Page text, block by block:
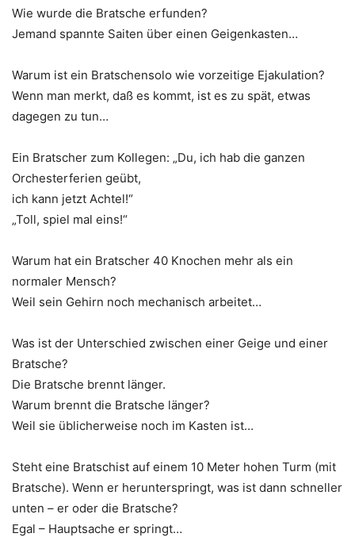
Wie wurde die Bratsche erfunden?
Jemand spannte Saiten über einen Geigenkasten…
Warum ist ein Bratschensolo wie vorzeitige Ejakulation?
Wenn man merkt, daß es kommt, ist es zu spät, etwas
dagegen zu tun…
Ein Bratscher zum Kollegen: „Du, ich hab die ganzen
Orchesterferien geübt,
ich kann jetzt Achtel!“
„Toll, spiel mal eins!“
Warum hat ein Bratscher 40 Knochen mehr als ein
normaler Mensch?
Weil sein Gehirn noch mechanisch arbeitet…
Was ist der Unterschied zwischen einer Geige und einer
Bratsche?
Die Bratsche brennt länger.
Warum brennt die Bratsche länger?
Weil sie üblicherweise noch im Kasten ist…
Steht eine Bratschist auf einem 10 Meter hohen Turm (mit
Bratsche). Wenn er herunterspringt, was ist dann schneller
unten – er oder die Bratsche?
Egal – Hauptsache er springt…